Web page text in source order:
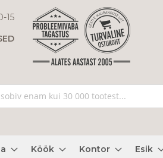
15
Köök Kontor Esik